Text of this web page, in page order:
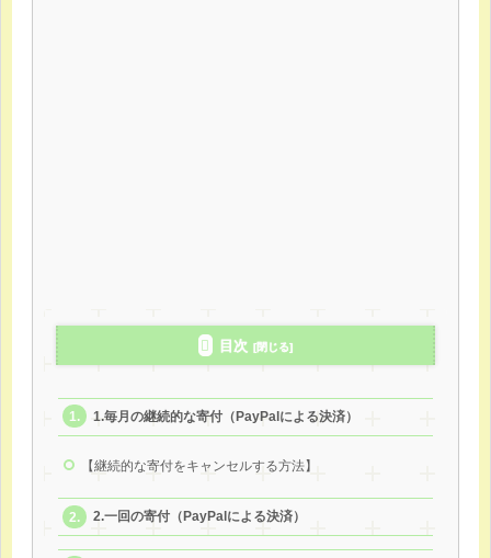
目次
1.毎月の継続的な寄付（PayPalによる決済）
【継続的な寄付をキャンセルする方法】
2.一回の寄付（PayPalによる決済）